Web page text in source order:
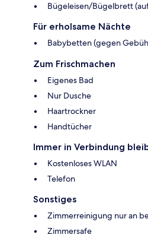
Bügeleisen/Bügelbrett
Für erholsame Nächte
Babybetten (gegen
Zum Frischmachen
Eigenes Bad
Nur Dusche
Haartrockner
Handtücher
Immer in Verbindung
Kostenloses WLAN
Telefon
Sonstiges
Zimmerreinigung nur an
Zimmersafe